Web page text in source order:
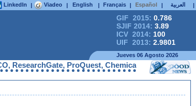
LinkedIn | Viadeo | English | Français | Español | العربية |
GIF 2015: 0.786
SJIF 2014: 3.89
ICV 2014: 100
UIF 2013: 2.9801
Jueves 06 Agosto 2026
ResearchGate, ProQuest, Chemical Abstracts